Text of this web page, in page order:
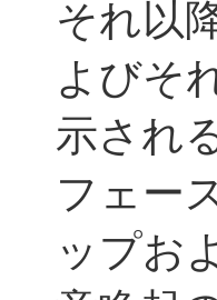
それ以
よびそ
示され
フェー
ップお